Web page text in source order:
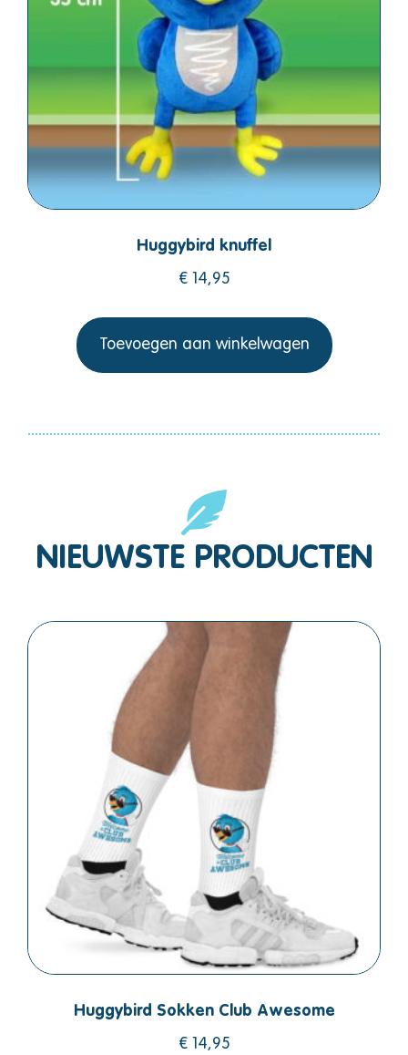
Huggybird knuffel
€14,95
Toevoegen aan winkelwagen
NIEUWSTE PRODUCTEN
Huggybird Sokken Club Awesome
€14,95